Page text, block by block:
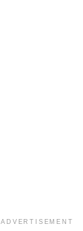
ADVERTISEMENT